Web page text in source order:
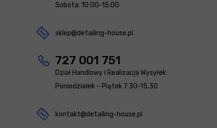
Sobota: 10:00-15:00
sklep@detailing-house.pl
727 001 751
Dział Handlowy i Realizacja Wysyłek
Poniedziałek – Piątek 7:30-15.30
kontakt@detailing-house.pl